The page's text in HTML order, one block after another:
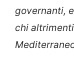
governanti,
chi